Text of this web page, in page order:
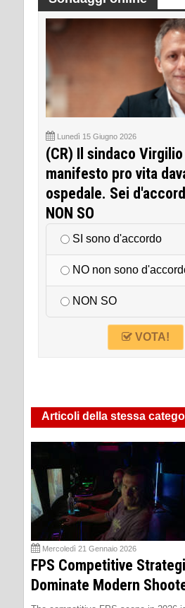
Lunedì 15 Giugno 2026
(CR) Il sindaco
manifesto pro vita
ospedale. Sei
NON SO
SI sono d'accordo
NO non sono
NON SO
VOTA!
Articoli della stessa
Mercoledì 21 Gennaio 2026
FPS Competitive
Dominate Modern